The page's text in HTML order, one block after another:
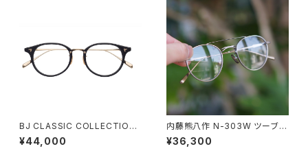
BJ CLASSIC COLLECTION
COM-510NNT BJクラシック
50
¥44,000
内藤熊八作 N-303W ツーブリ
ッジ ダブルブリッジ ボストン
¥36,300